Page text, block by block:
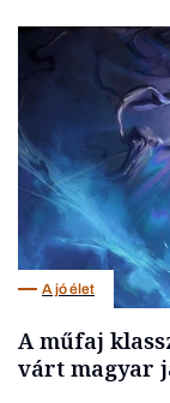
A jó élet
A műfaj
várt magyar